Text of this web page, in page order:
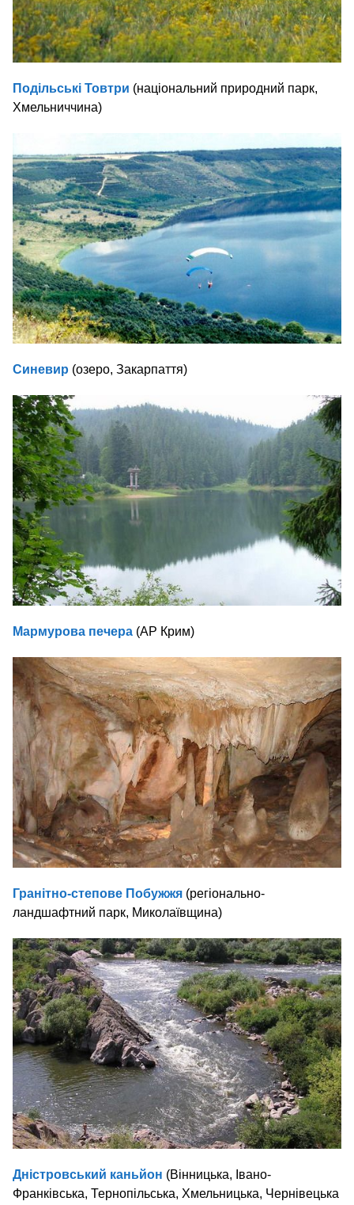
Подільські Товтри (національний природний парк,
Хмельниччина)
Синевир (озеро, Закарпаття)
Мармурова печера (АР Крим)
Гранітно-степове Побужжя (регіонально-
ландшафтний парк, Миколаївщина)
Дністровський каньйон (Вінницька, Івано-
Франківська, Тернопільська, Хмельницька, Чернівецька